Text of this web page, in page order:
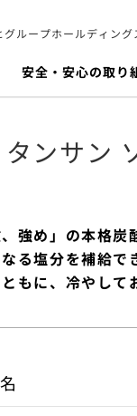
グループホールディング
安全・安心の取り
ンサン
強め」の本格炭
る塩分を補給で
もに、冷やして